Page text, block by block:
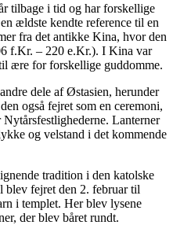
tilbage i tid og har forskellige
ældste kendte reference til en
fra det antikke Kina, hvor den
f.Kr. – 220 e.Kr.). I Kina var
ære for forskellige guddomme.
dele af Østasien, herunder
også fejret som en ceremoni,
Lanterner
og velstand i det kommende
tradition i den katolske
blev fejret den 2. februar til
i templet. Her blev lysene
der blev båret rundt.